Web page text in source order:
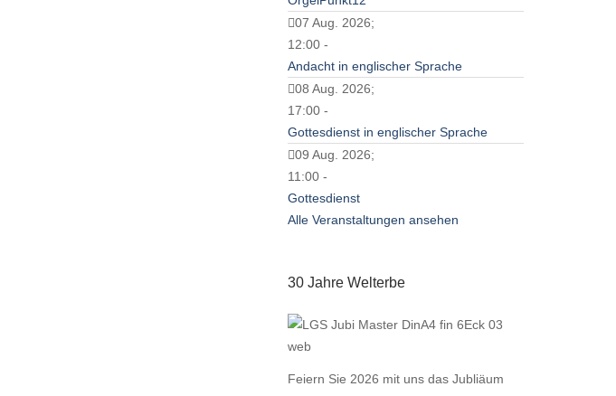
07 Aug. 2026;
12:00 -
Andacht in englischer Sprache
08 Aug. 2026;
17:00 -
Gottesdienst in englischer Sprache
09 Aug. 2026;
11:00 -
Gottesdienst
Alle Veranstaltungen ansehen
30 Jahre Welterbe
Feiern Sie 2026 mit uns das Jubliäum